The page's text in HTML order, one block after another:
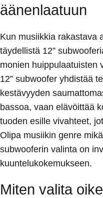
äänenlaatuun
Kun musiikkia rakastava
täydellistä 12”
monien huippulaatuisten
12” subwoofer yhdistää
kestävyyden
bassoa, vaan elävöittää
tuoden esille vivahteet,
Olipa musiikin genre
subwooferin valinta on
kuuntelukokemukseen.
Miten valita